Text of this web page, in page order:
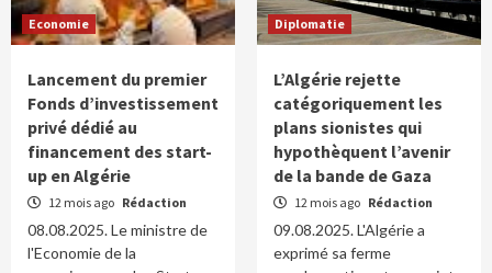
Economie
Lancement du premier
Fonds d’investissement
privé dédié au
financement des start-
up en Algérie
12 mois ago Rédaction
08.08.2025. Le ministre de
l'Economie de la
Diplomatie
L’Algérie rejette
catégoriquement les
plans sionistes qui
hypothèquent l’avenir
de la bande de Gaza
12 mois ago Rédaction
09.08.2025. L'Algérie a
exprimé sa ferme